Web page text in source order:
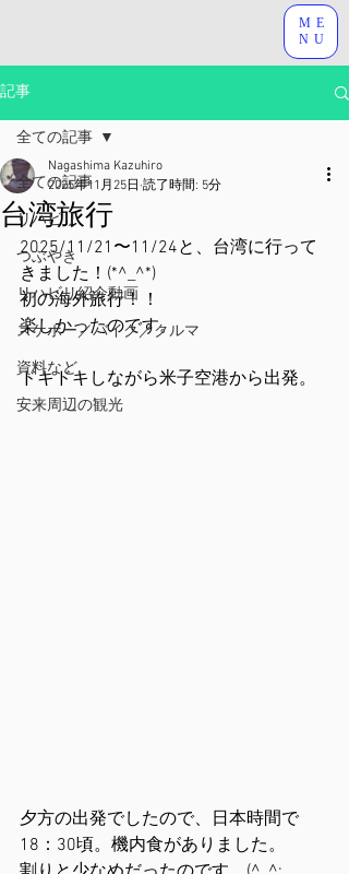
ME
NU
記事
全ての記事
リハビリ
つぶやき
リハビリ紹介動画
スケボー／バイク／クルマ
資料など
安来周辺の観光
全ての記事
台湾旅行
Nagashima Kazuhiro
2025年11月25日 読了時間: 5分
2025/11/21〜11/24と、台湾に行って
きました！(*^_^*)
初の海外旅行！！
楽しかったのです。
ドキドキしながら米子空港から出発。
夕方の出発でしたので、日本時間で
18：30頃。機内食がありました。